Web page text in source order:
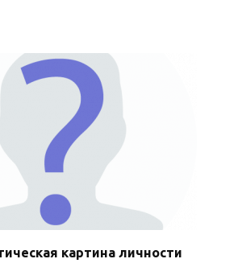
картина личности